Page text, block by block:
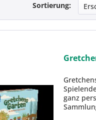
Sortierung:
ganz